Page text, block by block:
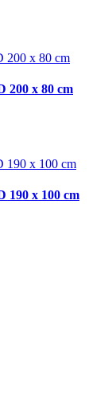
200 x 80 cm
190 x 100 cm